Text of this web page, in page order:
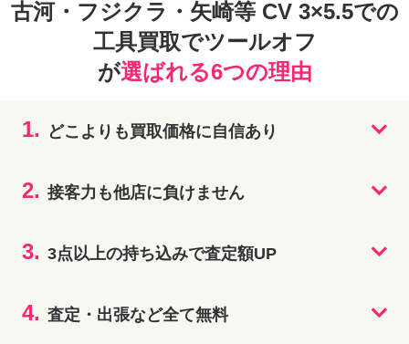
古河・フジクラ・矢崎等 CV 3×5.5での
工具買取でツールオフ
が選ばれる6つの理由
1. どこよりも買取価格に自信あり
2. 接客力も他店に負けません
3. 3点以上の持ち込みで査定額UP
4. 査定・出張など全て無料